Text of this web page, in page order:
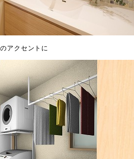
アクセントに